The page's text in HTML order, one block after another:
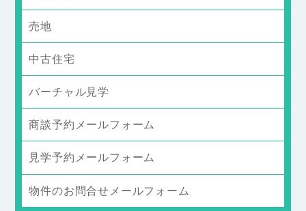
売地
中古住宅
バーチャル見学
商談予約メールフォーム
見学予約メールフォーム
物件のお問合せメールフォーム